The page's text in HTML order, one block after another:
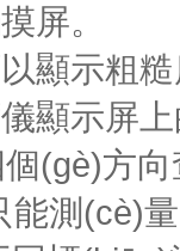
屏。
顯示粗
示屏上
個(gè)方
能測(cè)